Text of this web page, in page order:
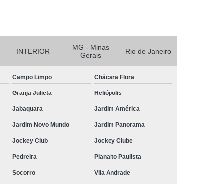
Automotivas
INTERIOR
MG - Minas
Gerais
Rio de Janeiro
Campo Limpo Chácara Flora
Granja Julieta Heliópolis
Jabaquara Jardim América
Jardim Novo Mundo Jardim Panorama
Jockey Club Jockey Clube
Pedreira Planalto Paulista
Socorro Vila Andrade